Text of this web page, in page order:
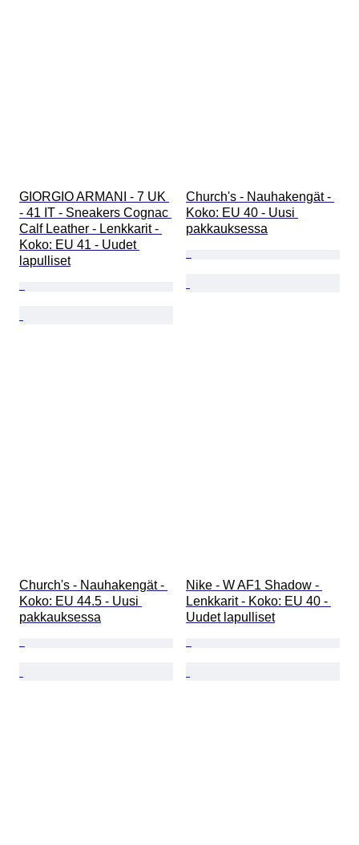
GIORGIO ARMANI - 7 UK
- 41 IT - Sneakers Cognac
Calf Leather - Lenkkarit -
Koko: EU 41 - Uudet
lapulliset
Church's - Nauhakengät -
Koko: EU 40 - Uusi
pakkauksessa
Church's - Nauhakengät -
Koko: EU 44.5 - Uusi
pakkauksessa
Nike - W AF1 Shadow -
Lenkkarit - Koko: EU 40 -
Uudet lapulliset